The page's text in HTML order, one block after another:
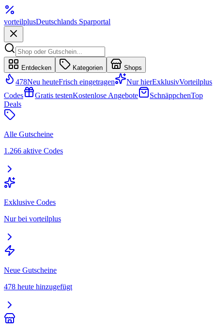
vorteilplusDeutschlands Sparportal
Entdecken Kategorien Shops
478Neu heuteFrisch eingetragen Nur hierExklusivVorteilplus
Codes
Gratis testenKostenlose Angebote SchnäppchenTop
Deals
Alle Gutscheine
1.266 aktive Codes
Exklusive Codes
Nur bei vorteilplus
Neue Gutscheine
478 heute hinzugefügt